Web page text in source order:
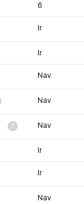
6
Ir
Ir
Nav
Nav
Nav
Ir
Ir
Nav